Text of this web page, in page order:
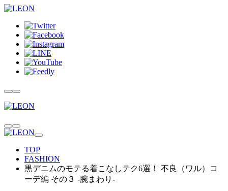
TOP
FASHION
黒デニムのモテる着こなしテク6選！ 不良（ワル）コ
ーデ編 その３ -腕まわり-